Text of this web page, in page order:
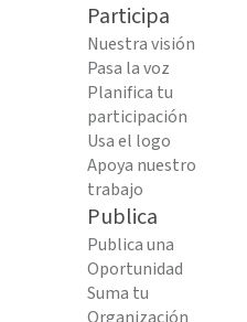
Participa
Nuestra visión
Pasa la voz
Planifica tu
participación
Usa el logo
Apoya nuestro
trabajo
Publica
Publica una
Oportunidad
Suma tu